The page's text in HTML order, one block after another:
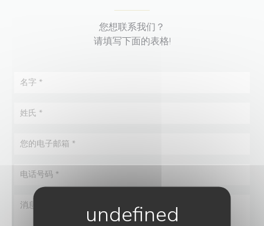
您想联系我们？
请填写下面的表格!